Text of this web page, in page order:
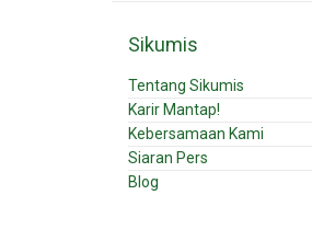
Sikumis
Tentang Sikumis
Karir Mantap!
Kebersamaan Kami
Siaran Pers
Blog